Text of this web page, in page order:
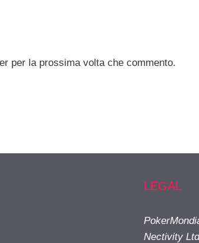
per la prossima volta che commento.
LEGAL
Nectivity